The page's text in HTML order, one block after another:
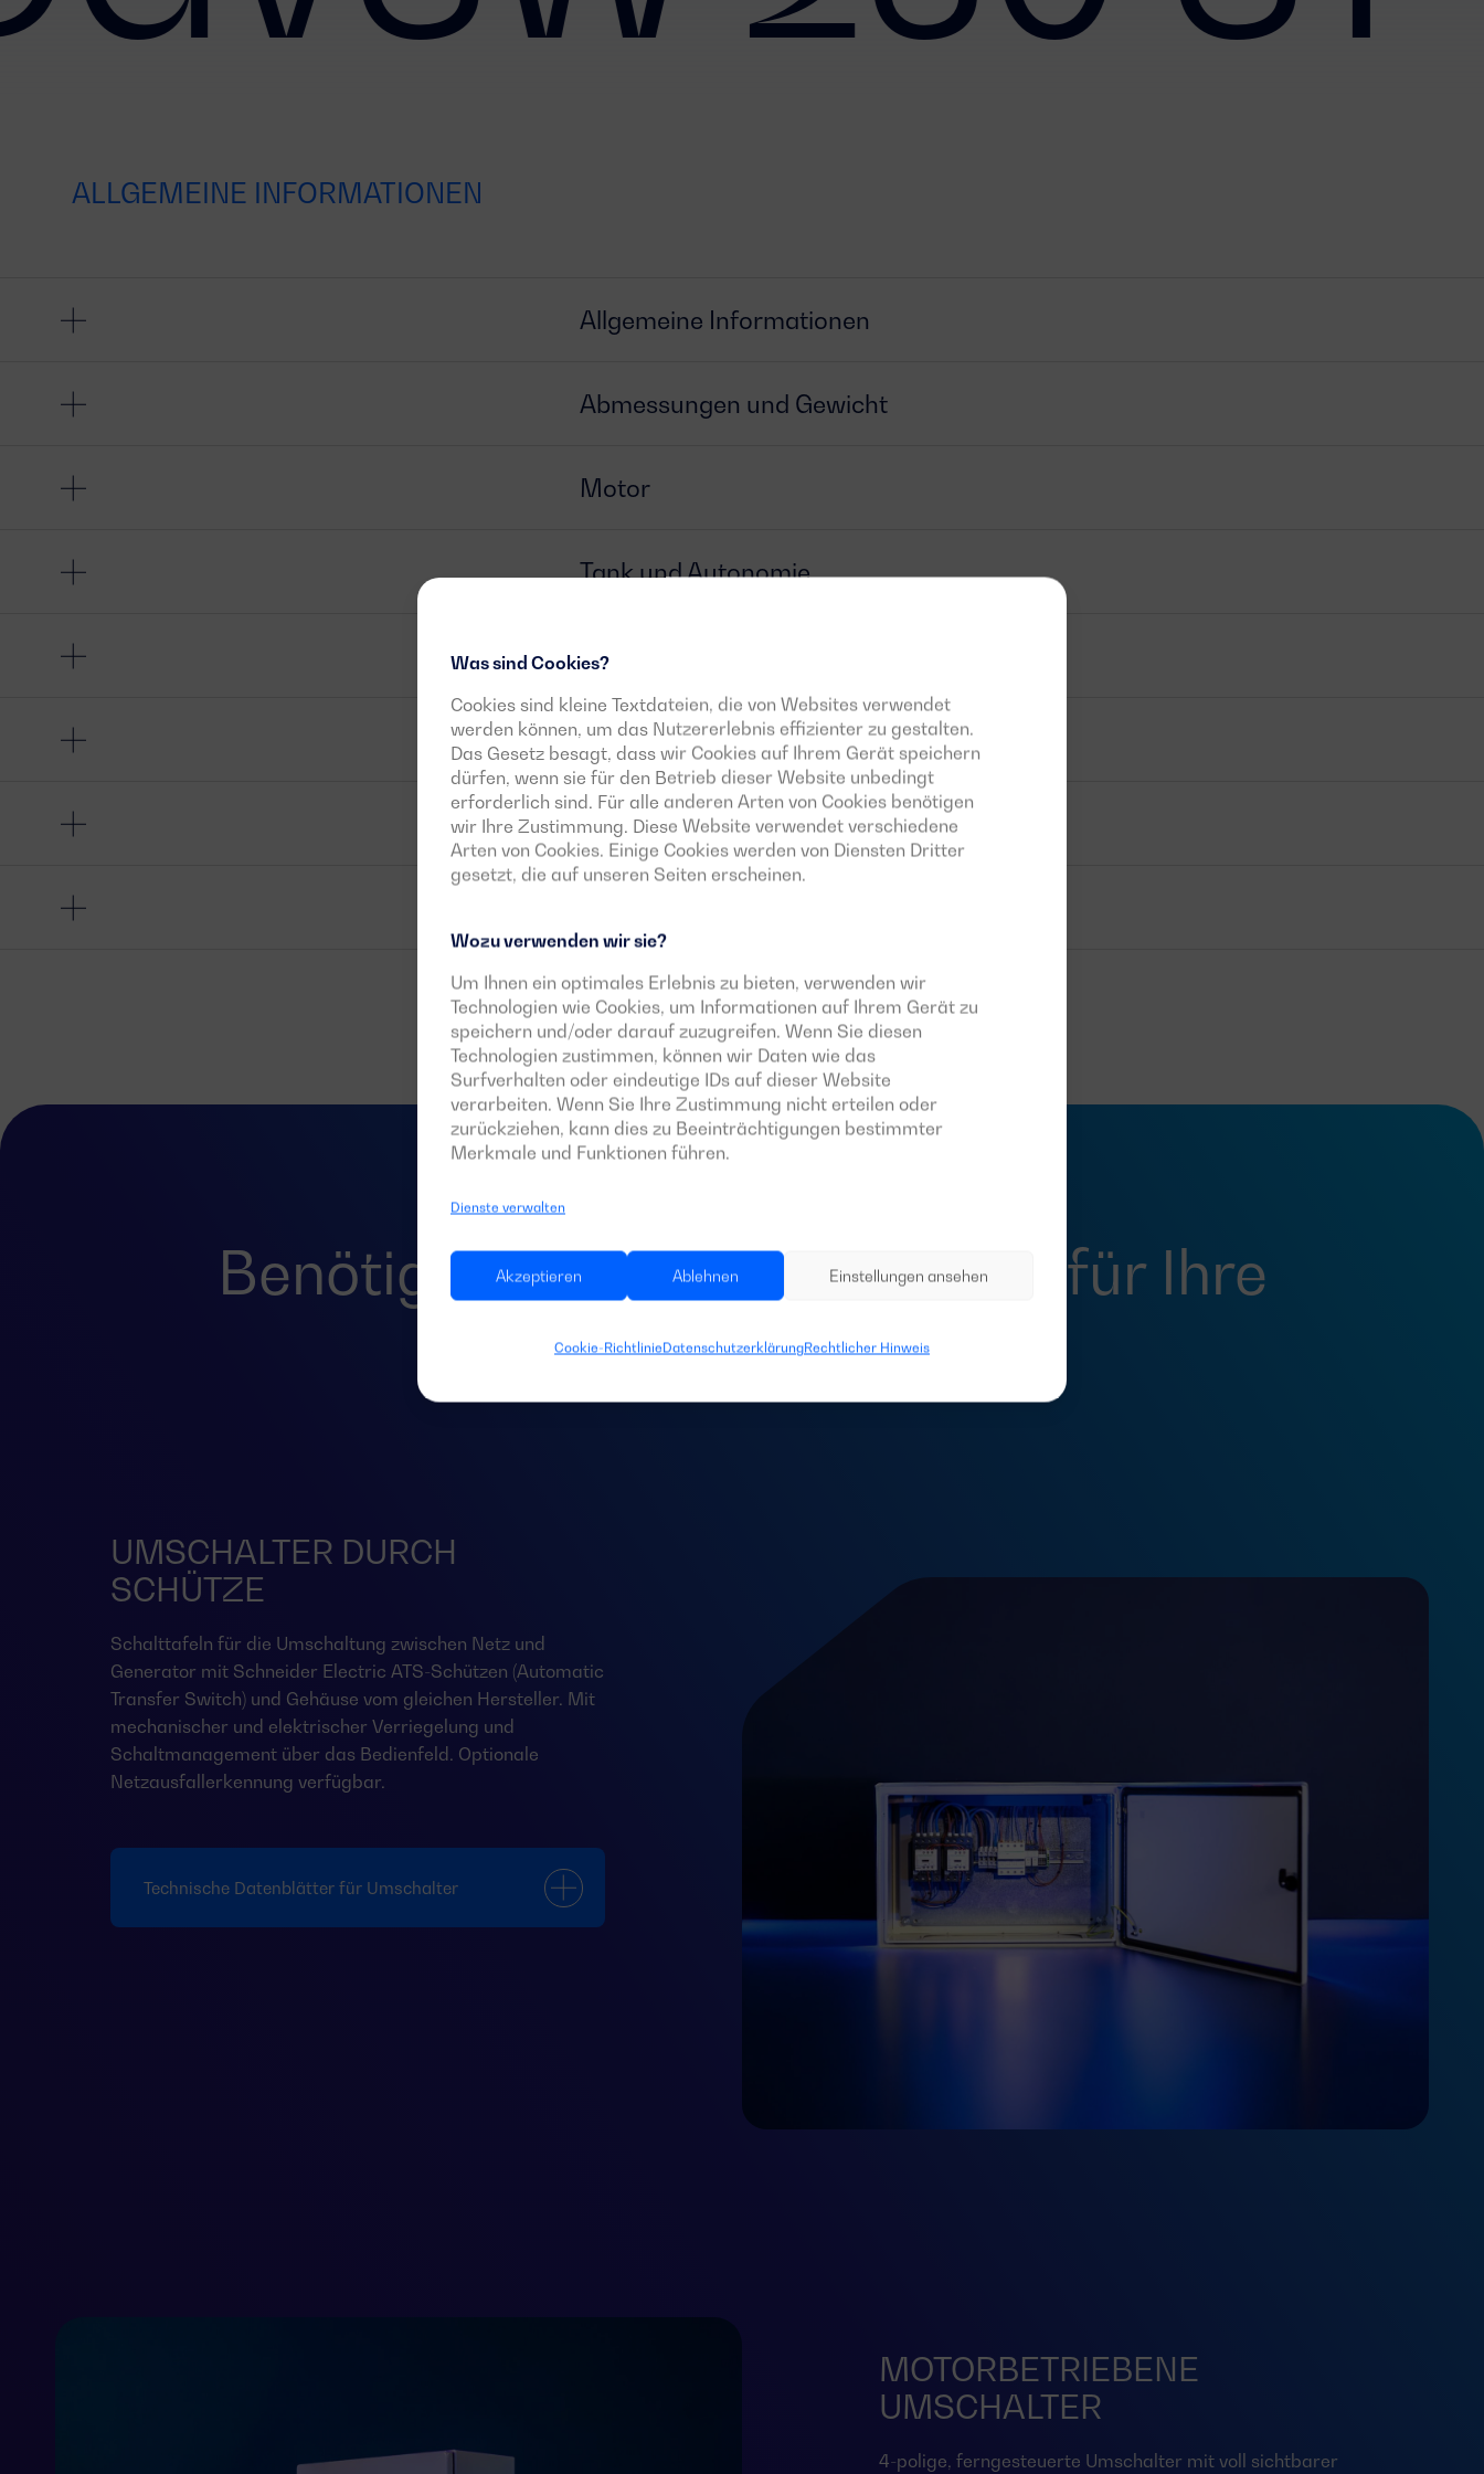
Was sind Cookies?
Cookies sind kleine Textdateien, die von Websites verwendet
werden können, um das Nutzererlebnis effizienter zu gestalten.
Das Gesetz besagt, dass wir Cookies auf Ihrem Gerät speichern
dürfen, wenn sie für den Betrieb dieser Website unbedingt
erforderlich sind. Für alle anderen Arten von Cookies benötigen
wir Ihre Zustimmung. Diese Website verwendet verschiedene
Arten von Cookies. Einige Cookies werden von Diensten Dritter
gesetzt, die auf unseren Seiten erscheinen.
Wozu verwenden wir sie?
Um Ihnen ein optimales Erlebnis zu bieten, verwenden wir
Technologien wie Cookies, um Informationen auf Ihrem Gerät zu
speichern und/oder darauf zuzugreifen. Wenn Sie diesen
Technologien zustimmen, können wir Daten wie das
Surfverhalten oder eindeutige IDs auf dieser Website
verarbeiten. Wenn Sie Ihre Zustimmung nicht erteilen oder
zurückziehen, kann dies zu Beeinträchtigungen bestimmter
Merkmale und Funktionen führen.
Dienste verwalten
Akzeptieren Ablehnen Einstellungen ansehen
Cookie-RichtlinieDatenschutzerklärungRechtlicher Hinweis
ALLGEMEINE INFORMATIONEN
Allgemeine Informationen
Abmessungen und Gewicht
Motor
Tank und Autonomie
Generator
Schalter
Steuergerät
Benötigen Sie eineSchalttafel für Ihre
Anlage?
UMSCHALTER DURCH
SCHÜTZE
Schalttafeln für die Umschaltung zwischen Netz und
Generator mit Schneider Electric ATS-Schützen (Automatic
Transfer Switch) und Gehäuse vom gleichen Hersteller. Mit
mechanischer und elektrischer Verriegelung und
Schaltmanagement über das Bedienfeld. Optionale
Netzausfallerkennung verfügbar.
Technische Datenblätter für Umschalter
MOTORBETRIEBENE
UMSCHALTER
4-polige, ferngesteuerte Umschalter mit voll sichtbarer